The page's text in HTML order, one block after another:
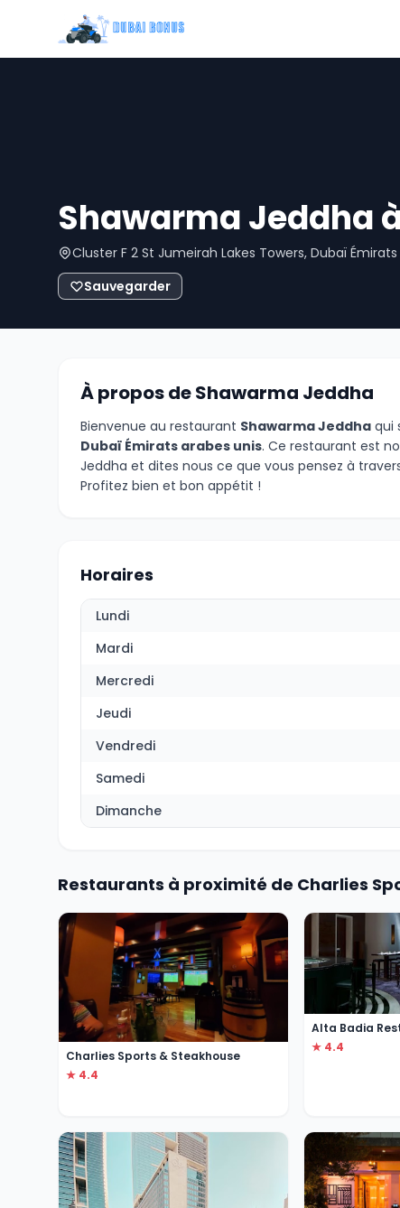
Shawarma Jeddha
Cluster F 2 St Jumeirah Lakes Towers, Dubaï
Sauvegarder
À propos de Shawarma Jeddha
Bienvenue au restaurant Shawarma Jeddha qui
Dubaï Émirats arabes unis. Ce restaurant est
Jeddha et dites nous ce que vous pensez à
Profitez bien et bon appétit !
Horaires
Lundi
Mardi
Mercredi
Jeudi
Vendredi
Samedi
Dimanche
Restaurants à proximité de Charlies
Charlies Sports & Steakhouse
★ 4.4
Alta Badia
★ 4.4